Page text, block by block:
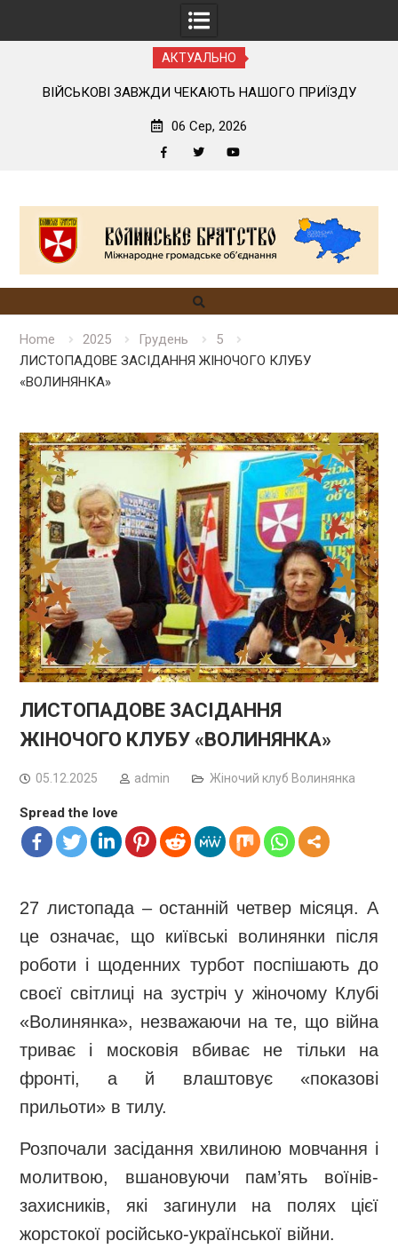
АКТУАЛЬНО
ВІЙСЬКОВІ ЗАВЖДИ ЧЕКАЮТЬ НАШОГО ПРИЇЗДУ
06 Сер, 2026
content
Home 2025 Грудень
5
ЛИСТОПАДОВЕ ЗАСІДАННЯ ЖІНОЧОГО КЛУБУ
«ВОЛИНЯНКА»
ЛИСТОПАДОВЕ ЗАСІДАННЯ
ЖІНОЧОГО КЛУБУ «ВОЛИНЯНКА»
05.12.2025 admin Жіночий клуб Волинянка
Spread the love
27 листопада – останній четвер місяця. А
це означає, що київські волинянки після
роботи і щоденних турбот поспішають до
своєї світлиці на зустріч у жіночому Клубі
«Волинянка», незважаючи на те, що війна
триває і московія вбиває не тільки на
фронті, а й влаштовує «показові
прильоти» в тилу.
Розпочали засідання хвилиною мовчання і
молитвою, вшановуючи пам’ять воїнів-
захисників, які загинули на полях цієї
жорстокої російсько-української війни.